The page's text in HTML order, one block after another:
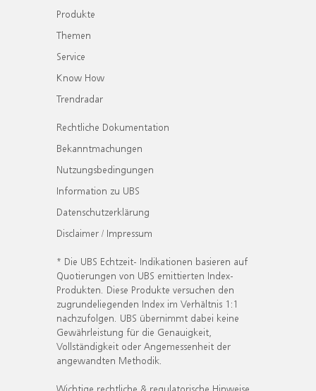
Produkte
Themen
Service
Know How
Trendradar
Rechtliche Dokumentation
Bekanntmachungen
Nutzungsbedingungen
Information zu UBS
Datenschutzerklärung
Disclaimer / Impressum
* Die UBS Echtzeit- Indikationen basieren auf
Quotierungen von UBS emittierten Index-
Produkten. Diese Produkte versuchen den
zugrundeliegenden Index im Verhältnis 1:1
nachzufolgen. UBS übernimmt dabei keine
Gewährleistung für die Genauigkeit,
Vollständigkeit oder Angemessenheit der
angewandten Methodik.